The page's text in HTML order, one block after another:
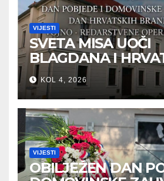
VIJESTI
SVETA MISA UOČI
BLAGDANA I
PRAZNIKA
KOL 4, 2026
VIJESTI
OBILJEŽEN DAN